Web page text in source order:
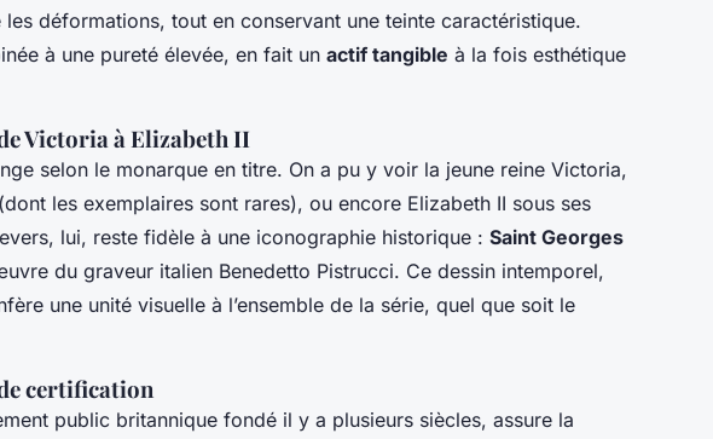
les déformations, tout en conservant une teinte caractéristique.
à une pureté élevée, en fait un actif tangible à la fois esthétique
Victoria à Elizabeth II
selon le monarque en titre. On a pu y voir la jeune reine Victoria,
les exemplaires sont rares), ou encore Elizabeth II sous ses
lui, reste fidèle à une iconographie historique : Saint Georges
du graveur italien Benedetto Pistrucci. Ce dessin intemporel,
une unité visuelle à l’ensemble de la série, quel que soit le
certification
public britannique fondé il y a plusieurs siècles, assure la